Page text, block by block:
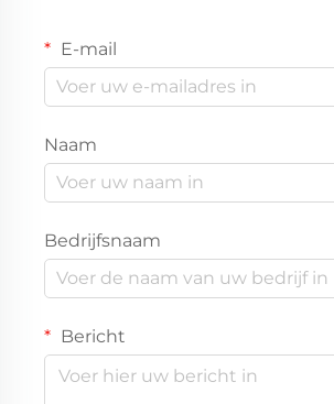
E-mail
Naam
Bedrijfsnaam
Bericht